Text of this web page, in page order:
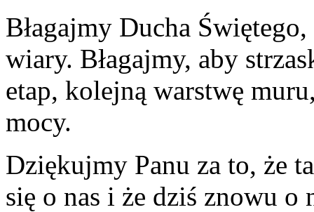
Błagajmy Ducha
wiary. Błagajmy, aby
etap, kolejną warstwę
mocy.
Dziękujmy Panu za to, że
się o nas i że dziś znowu o